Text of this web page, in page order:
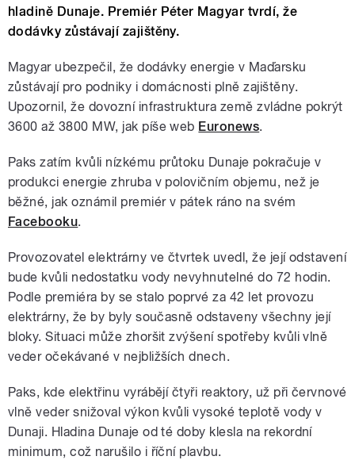
hladině Dunaje. Premiér Péter Magyar tvrdí, že
dodávky zůstávají zajištěny.
Magyar ubezpečil, že dodávky energie v Maďarsku
zůstávají pro podniky i domácnosti plně zajištěny.
Upozornil, že dovozní infrastruktura země zvládne pokrýt
3600 až 3800 MW, jak píše web Euronews.
Paks zatím kvůli nízkému průtoku Dunaje pokračuje v
produkci energie zhruba v polovičním objemu, než je
běžné, jak oznámil premiér v pátek ráno na svém
Facebooku.
Provozovatel elektrárny ve čtvrtek uvedl, že její odstavení
bude kvůli nedostatku vody nevyhnutelné do 72 hodin.
Podle premiéra by se stalo poprvé za 42 let provozu
elektrárny, že by byly současně odstaveny všechny její
bloky. Situaci může zhoršit zvýšení spotřeby kvůli vlně
veder očekávané v nejbližších dnech.
Paks, kde elektřinu vyrábějí čtyři reaktory, už při červnové
vlně veder snižoval výkon kvůli vysoké teplotě vody v
Dunaji. Hladina Dunaje od té doby klesla na rekordní
minimum, což narušilo i říční plavbu.